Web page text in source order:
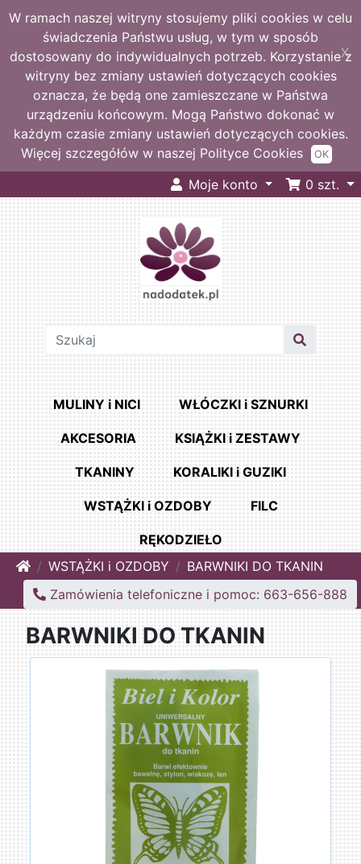
W ramach naszej witryny stosujemy pliki cookies w celu
świadczenia Państwu usług, w tym w sposób
dostosowany do indywidualnych potrzeb. Korzystanie z
witryny bez zmiany ustawień dotyczących cookies
oznacza, że będą one zamieszczane w Państwa
urządzeniu końcowym. Mogą Państwo dokonać w
każdym czasie zmiany ustawień dotyczących cookies.
Więcej szczegółów w naszej Polityce Cookies
X
OK
Moje konto 0 szt.
MULINY i NICI WŁÓCZKI i SZNURKI
AKCESORIA KSIĄŻKI i ZESTAWY
TKANINY KORALIKI i GUZIKI
WSTĄŻKI i OZDOBY FILC
RĘKODZIEŁO
HomeWSTĄŻKI i OZDOBY
BARWNIKI DO TKANIN
Zamówienia telefoniczne i pomoc: 663-656-888
BARWNIKI DO TKANIN